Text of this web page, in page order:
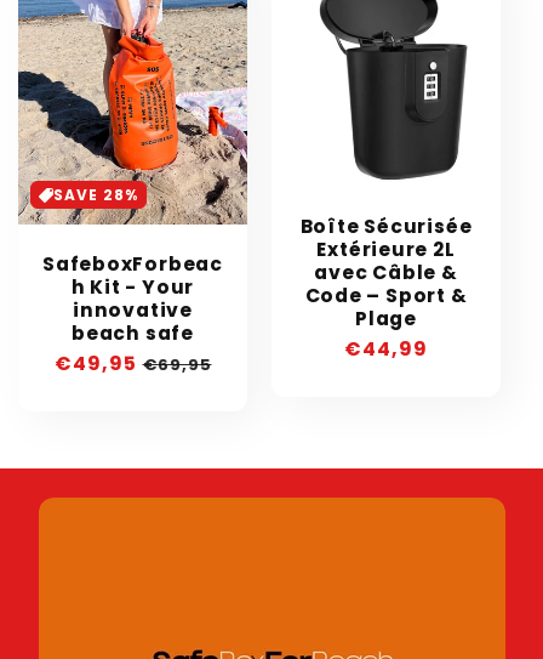
SAVE 28%
SafeboxForbeac
h Kit - Your
innovative
beach safe
Sale
€49,95 Regular
€69,95
Boîte Sécurisée
Extérieure 2L
avec Câble &
Code – Sport &
Plage
Regular
€44,99